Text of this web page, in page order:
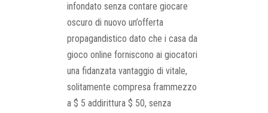
infondato senza contare giocare
oscuro di nuovo un’offerta
propagandistico dato che i casa da
gioco online forniscono ai giocatori
una fidanzata vantaggio di vitale,
solitamente compresa frammezzo
a $ 5 addirittura $ 50, senza